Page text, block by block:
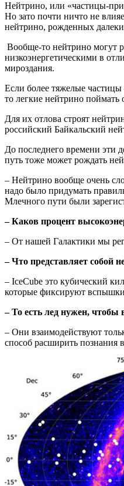
Нейтрино, или «частицы-
Но зато почти ничто не
нейтрино, рожденных
Вообще-то нейтрино могут
низкоэнергетическими в
мироздания.
Если более тяжелые частицы
то легкие нейтрино поймать
Для их отлова строят
российский Байкальский
До последнего времени эти
путь тоже может рождать
– Нейтрино вообще очень
надо было придумать
Млечного пути были
– Каков процент
– От нашей Галактики мы
– Что представляет собой
– IceCube это кубический
которые фиксируют
– То есть лед нужен, чтобы
– Они взаимодействуют
способ расширить познания в